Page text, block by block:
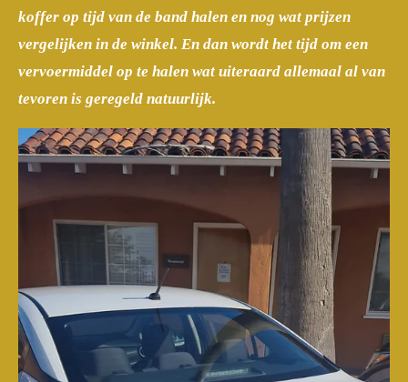
koffer op tijd van de band halen en nog wat prijzen
vergelijken in de winkel. En dan wordt het tijd om een
vervoermiddel op te halen wat uiteraard allemaal al van
tevoren is geregeld natuurlijk.